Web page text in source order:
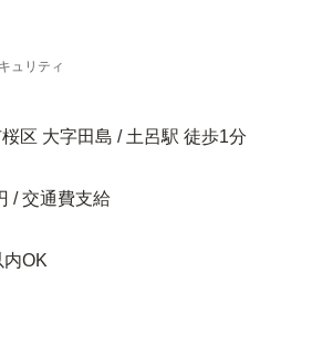
ュリティ
区 大字田島 / 土呂駅 徒歩1分
/ 交通費支給
内OK